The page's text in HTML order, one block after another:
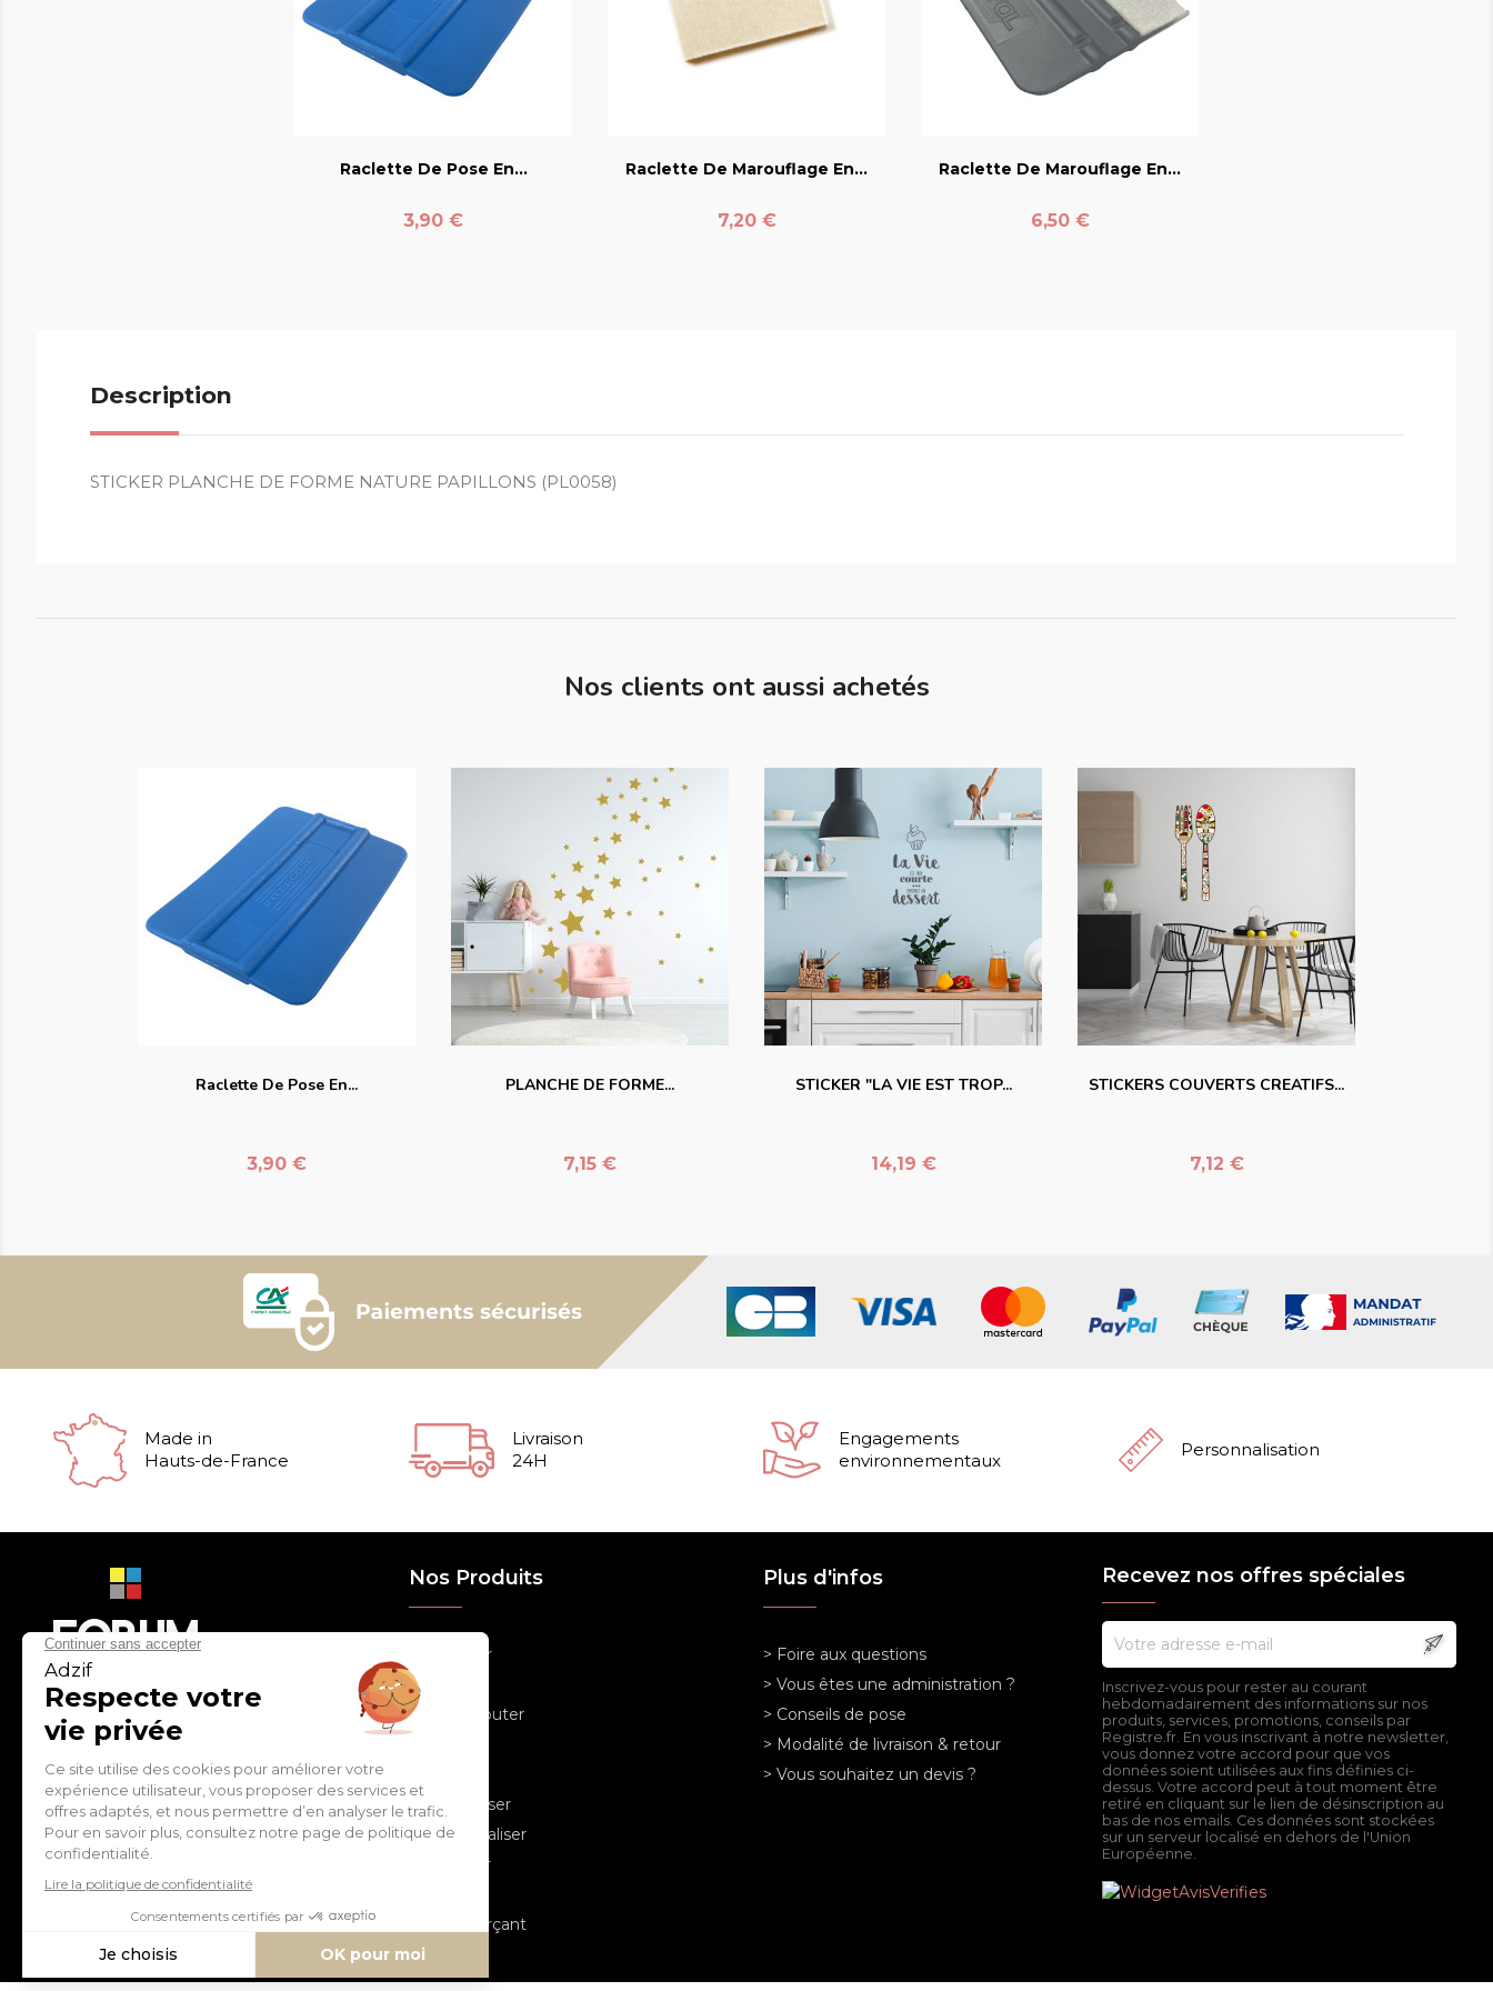
Raclette De Pose En...
Prix
3,90 €
Raclette De Marouflage En...
Prix
7,20 €
Raclette De Marouflage En...
Prix
6,50 €
Description
STICKER PLANCHE DE FORME NATURE PAPILLONS (PL0058)
Nos clients ont aussi achetés
Raclette De Pose En...
Prix
3,90 €
favorite_border
PLANCHE DE FORME...
Prix
7,15 €
favorite_border
STICKER "LA VIE EST TROP...
Prix
14,19 €
favorite_border
STICKERS COUVERTS CREATIFS...
Prix
7,12 €
Made in
Hauts-de-France
Livraison
24H
Engagements
environnementaux
Personnalisation
contact@adzif.biz
ZI de Cantimpré Avenue de
l'Europe CS60014
59400 CAMBRAI - FRANCE
Tél :03 27 74 97 00
Nos Produits
> Relooker
> Habiller
> Chouchouter
> Customiser
> Personnaliser
> S'inspirer
> Commerçant
Plus d'infos
> Foire aux questions
> Vous êtes une administration ?
> Conseils de pose
> Modalité de livraison & retour
> Vous souhaitez un devis ?
Recevez nos offres spéciales
Inscrivez-vous pour rester au courant
hebdomadairement des informations sur nos
produits, services, promotions, conseils par
Registre.fr. En vous inscrivant à notre newsletter,
vous donnez votre accord pour que vos
données soient utilisées aux fins définies ci-
dessus. Votre accord peut à tout moment être
retiré en cliquant sur le lien de désinscription au
bas de nos emails. Ces données sont stockées
sur un serveur localisé en dehors de l'Union
Européenne.